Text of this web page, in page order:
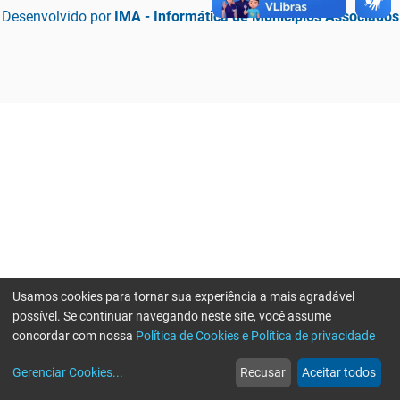
Desenvolvido por IMA - Informática de Municípios Associados
web
Notícias
more_horiz
Mais
Usamos cookies para tornar sua experiência a mais agradável
possível. Se continuar navegando neste site, você assume
concordar com nossa Política de Cookies e Política de privacidade
Gerenciar Cookies... Recusar Aceitar todos
Erro ao enviar informações, por favor tente novamente